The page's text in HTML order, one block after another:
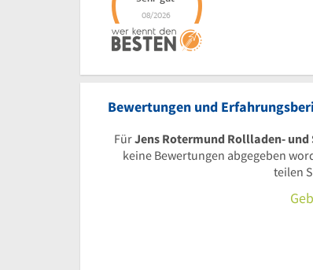
Bewertungen und
FürJens Rotermund Rollladen-
keine Bewertungen abgegeben
teilen